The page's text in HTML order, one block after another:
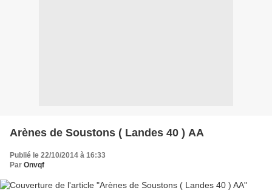
Arènes de Soustons ( Landes 40 ) AA
Publié le 22/10/2014 à 16:33
Par Onvqf